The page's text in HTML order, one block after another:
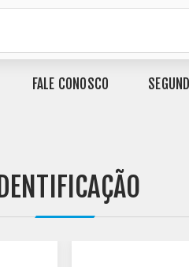
FALE CONOSCO
IDENTIFICAÇÃO